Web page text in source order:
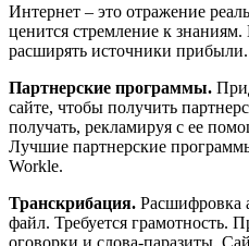
Интернет – это отражение
ценится стремление к
расширять источники
Партнерские программы.
сайте, чтобы получить
получать, рекламируя с ее
Лучшие партнерские
Workle.
Транскрибация. Расшифровка
файл. Требуется грамотность.